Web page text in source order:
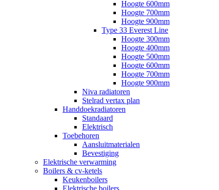
Hoogte 600mm
Hoogte 700mm
Hoogte 900mm
Type 33 Everest Line
Hoogte 300mm
Hoogte 400mm
Hoogte 500mm
Hoogte 600mm
Hoogte 700mm
Hoogte 900mm
Niva radiatoren
Stelrad vertax plan
Handdoekradiatoren
Standaard
Elektrisch
Toebehoren
Aansluitmaterialen
Bevestiging
Elektrische verwarming
Boilers & cv-ketels
Keukenboilers
Elektrische boilers